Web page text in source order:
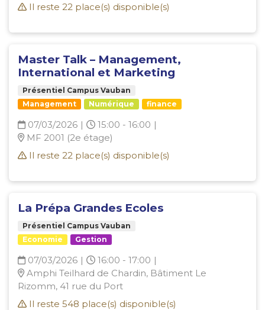
Il reste 22 place(s) disponible(s)
Master Talk – Management,
International et Marketing
Présentiel Campus Vauban
Management
Numérique finance
07/03/2026 | 15:00 - 16:00 |
MF 2001 (2e étage)
Il reste 22 place(s) disponible(s)
La Prépa Grandes Ecoles
Présentiel Campus Vauban
Economie
Gestion
07/03/2026 | 16:00 - 17:00 |
Amphi Teilhard de Chardin, Bâtiment Le
Rizomm, 41 rue du Port
Il reste 548 place(s) disponible(s)